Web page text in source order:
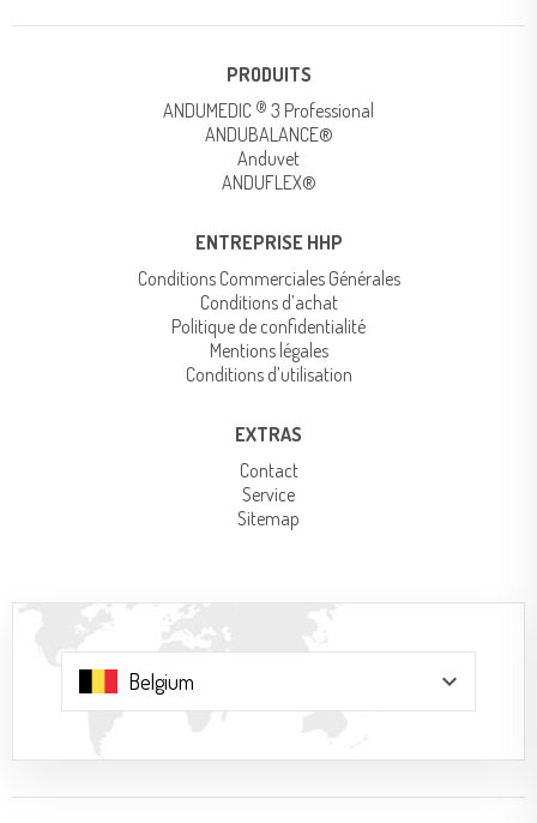
PRODUITS
ANDUMEDIC ® 3 Professional
ANDUBALANCE®
Anduvet
ANDUFLEX®
ENTREPRISE HHP
Conditions Commerciales Générales
Conditions d’achat
Politique de confidentialité
Mentions légales
Conditions d’utilisation
EXTRAS
Contact
Service
Sitemap
keyboard_arrow_down